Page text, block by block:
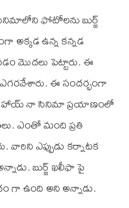
ఫోటోలను బుర్జ్
అక్కడ ఉన్న కన్నడ
మొదలు పెట్టారు. ఈ
ఈ సందర్భంగా
హాయ్ నా సినిమా ప్రయాణంలో
ఎంతో మంది ప్రతి
వారిని ఎప్పుడు కర్నాటక
బుర్జ్ ఖలీఫా పై
గా ఉంది అని అన్నాడు.